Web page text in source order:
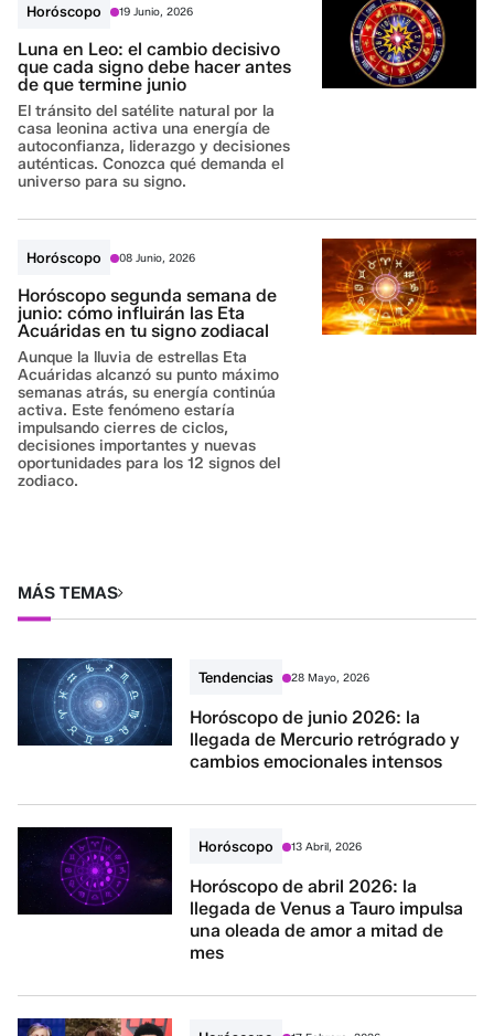
Horóscopo 19 Junio, 2026
Luna en Leo: el cambio decisivo
que cada signo debe hacer antes
de que termine junio
El tránsito del satélite natural por la
casa leonina activa una energía de
autoconfianza, liderazgo y decisiones
auténticas. Conozca qué demanda el
universo para su signo.
Horóscopo 08 Junio, 2026
Horóscopo segunda semana de
junio: cómo influirán las Eta
Acuáridas en tu signo zodiacal
Aunque la lluvia de estrellas Eta
Acuáridas alcanzó su punto máximo
semanas atrás, su energía continúa
activa. Este fenómeno estaría
impulsando cierres de ciclos,
decisiones importantes y nuevas
oportunidades para los 12 signos del
zodiaco.
MÁS TEMAS
Tendencias 28 Mayo, 2026
Horóscopo de junio 2026: la
llegada de Mercurio retrógrado y
cambios emocionales intensos
Horóscopo 13 Abril, 2026
Horóscopo de abril 2026: la
llegada de Venus a Tauro impulsa
una oleada de amor a mitad de
mes